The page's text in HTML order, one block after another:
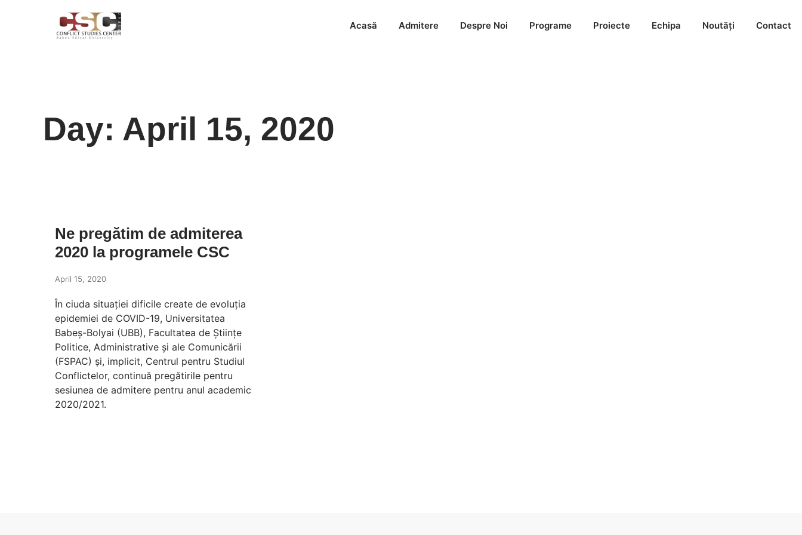
Acasă Admitere Despre Noi Programe Proiecte Echipa Noutăți Contact
Day: April 15, 2020
Ne pregătim de admiterea
2020 la programele CSC
April 15, 2020
În ciuda situației dificile create de evoluția
epidemiei de COVID-19, Universitatea
Babeș-Bolyai (UBB), Facultatea de Științe
Politice, Administrative și ale Comunicării
(FSPAC) și, implicit, Centrul pentru Studiul
Conflictelor, continuă pregătirile pentru
sesiunea de admitere pentru anul academic
2020/2021.